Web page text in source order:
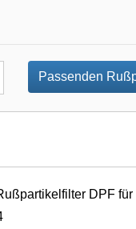
Passenden
DPF für